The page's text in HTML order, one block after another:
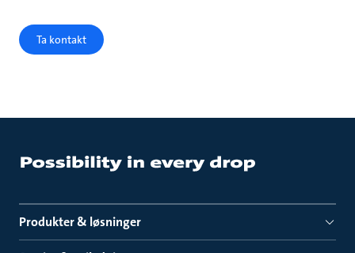
Ta kontakt
Produkter & løsninger